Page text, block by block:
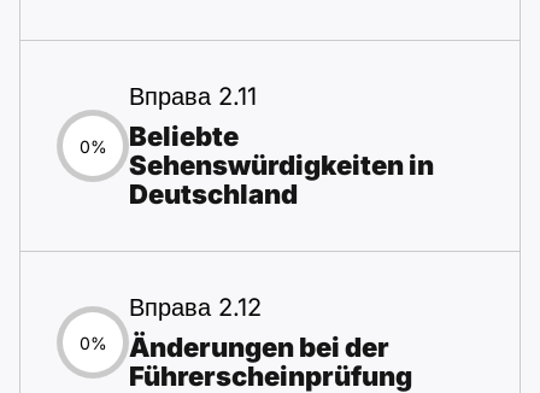
0%
Вправа 2.11
Beliebte
Sehenswürdigkeiten in
Deutschland
0%
Вправа 2.12
Änderungen bei der
Führerscheinprüfung